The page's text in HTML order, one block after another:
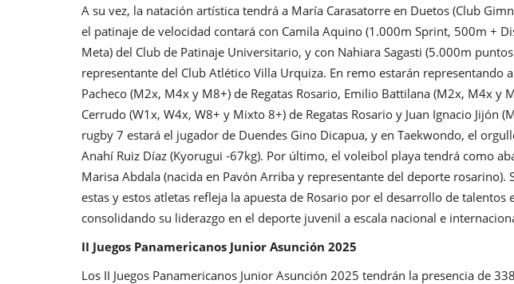
A su vez, la natación artística tendrá a María Carasatorre en Duetos (Club
el patinaje de velocidad contará con Camila Aquino (1.000m Sprint, 500m +
Meta) del Club de Patinaje Universitario, y con Nahiara Sagasti (5.000m
representante del Club Atlético Villa Urquiza. En remo estarán representando
Pacheco (M2x, M4x y M8+) de Regatas Rosario, Emilio Battilana (M2x, M4x y
Cerrudo (W1x, W4x, W8+ y Mixto 8+) de Regatas Rosario y Juan Ignacio Jijón
rugby 7 estará el jugador de Duendes Gino Dicapua, y en Taekwondo, el
Anahí Ruiz Díaz (Kyorugui -67kg). Por último, el voleibol playa tendrá como
Marisa Abdala (nacida en Pavón Arriba y representante del deporte rosarino).
estas y estos atletas refleja la apuesta de Rosario por el desarrollo de talentos
consolidando su liderazgo en el deporte juvenil a escala nacional e
II Juegos Panamericanos Junior Asunción 2025
Los II Juegos Panamericanos Junior Asunción 2025 tendrán la presencia de